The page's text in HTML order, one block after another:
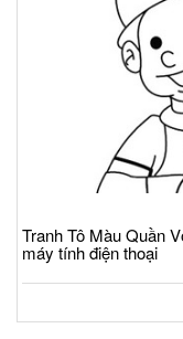
Tranh Tô Màu Quần
máy tính điện thoại